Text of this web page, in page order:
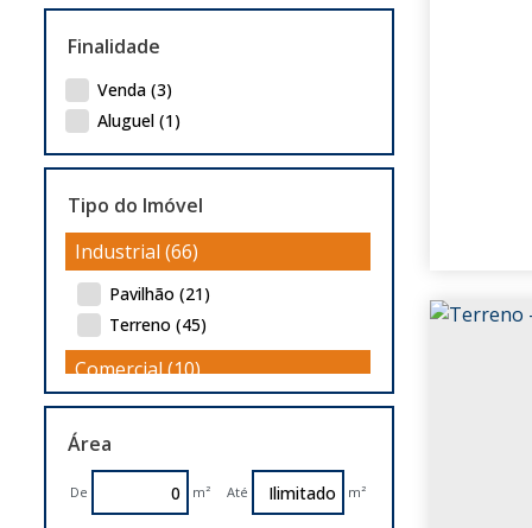
Finalidade
Venda (3)
Aluguel (1)
Tipo do Imóvel
Industrial (66)
Pavilhão (21)
Terreno (45)
Comercial (10)
Loja (1)
Pavilhão (5)
Prédio (1)
Terreno (3)
Área
De m² Até m²